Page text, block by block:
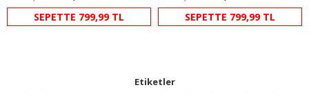
SEPETTE 799,99 TL SEPETTE 799,99 TL
Etiketler